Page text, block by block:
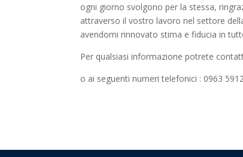
ogni giorno svolgono per la stessa,
attraverso il vostro lavoro nel settore
avendomi rinnovato stima e fiducia in
Per qualsiasi informazione potrete
o ai seguenti numeri telefonici : 0963